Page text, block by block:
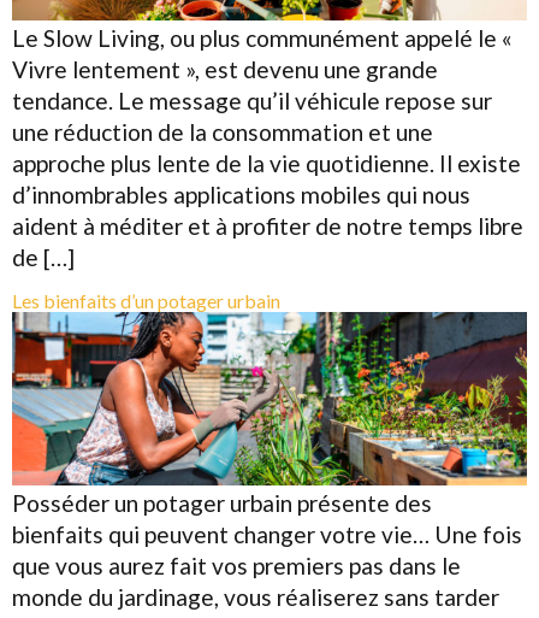
Le Slow Living, ou plus communément appelé le «
Vivre lentement », est devenu une grande
tendance. Le message qu’il véhicule repose sur
une réduction de la consommation et une
approche plus lente de la vie quotidienne. Il existe
d’innombrables applications mobiles qui nous
aident à méditer et à profiter de notre temps libre
de […]
Les bienfaits d’un potager urbain
Posséder un potager urbain présente des
bienfaits qui peuvent changer votre vie… Une fois
que vous aurez fait vos premiers pas dans le
monde du jardinage, vous réaliserez sans tarder